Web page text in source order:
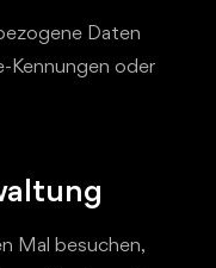
Daten
Kennungen oder
Mal besuchen,